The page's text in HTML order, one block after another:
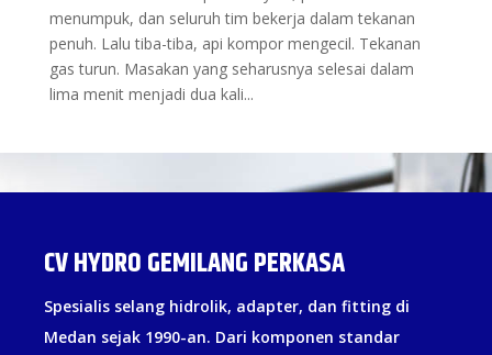
menumpuk, dan seluruh tim bekerja dalam tekanan
penuh. Lalu tiba-tiba, api kompor mengecil. Tekanan
gas turun. Masakan yang seharusnya selesai dalam
lima menit menjadi dua kali...
CV HYDRO GEMILANG PERKASA
Spesialis selang hidrolik, adapter, dan fitting di
Medan sejak 1990-an. Dari komponen standar